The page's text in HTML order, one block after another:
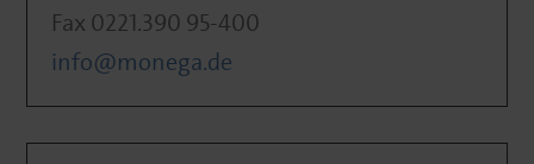
Fax 0221.390 95-400
info@monega.de